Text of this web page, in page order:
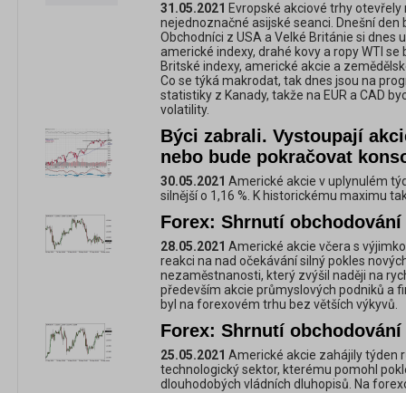
31.05.2021 Evropské akciové trhy
nejednoznačné asijské seanci. Dnešní
Obchodníci z USA a Velké Británie si dnes
americké indexy, drahé kovy a ropy WTI
Britské indexy, americké akcie a
Co se týká makrodat, tak dnes jsou na
statistiky z Kanady, takže na EUR a CAD
volatility.
Býci zabrali. Vystoupají
nebo bude pokračovat
30.05.2021 Americké akcie v uplynulém
silnější o 1,16 %. K historickému maximu
Forex: Shrnutí obchodování
28.05.2021 Americké akcie včera s
reakci na nad očekávání silný pokles
nezaměstnanosti, který zvýšil naději na
především akcie průmyslových podniků a
byl na forexovém trhu bez větších výkyvů.
Forex: Shrnutí obchodování
25.05.2021 Americké akcie zahájily týden
technologický sektor, kterému pomohl
dlouhodobých vládních dluhopisů. Na